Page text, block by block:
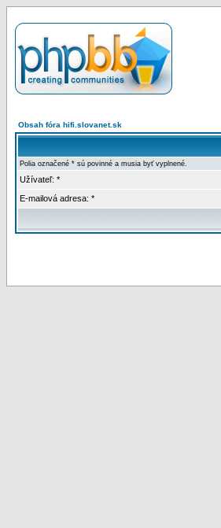
Obsah fóra hifi.slovanet.sk
Polia označené * sú povinné a musia byť vyplnené.
Užívateľ: *
E-mailová adresa: *